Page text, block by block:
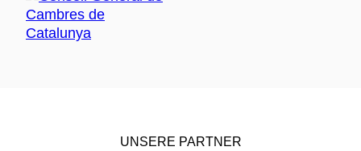
UNSERE PARTNER